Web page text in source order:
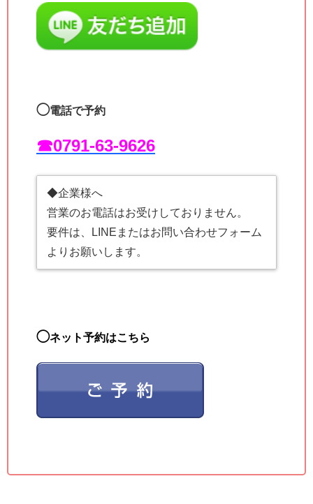
◯電話で予約
☎︎0791-63-9626
◆企業様へ
営業のお電話はお受けしておりません。
要件は、LINEまたはお問い合わせフォーム
よりお願いします。
◯ネット予約はこちら